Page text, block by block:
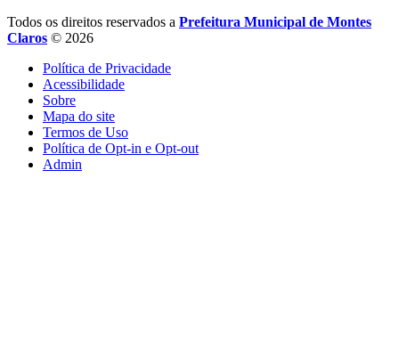
Todos os direitos reservados a Prefeitura Municipal de Montes
Claros © 2026
Política de Privacidade
Acessibilidade
Sobre
Mapa do site
Termos de Uso
Política de Opt-in e Opt-out
Admin